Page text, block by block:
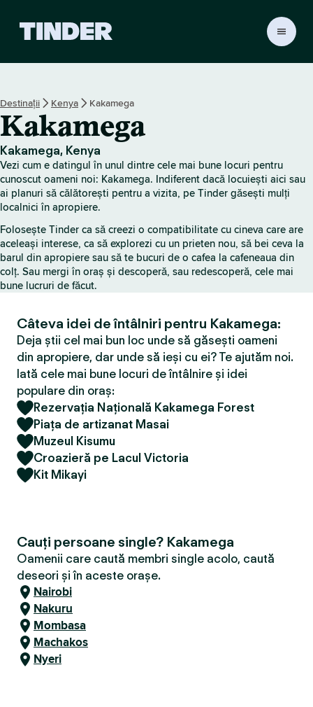
T
n
e
r
Destinații Kenya Kakamega
Kakamega
Kakamega, Kenya
Vezi cum e datingul în unul dintre cele mai bune locuri pentru
cunoscut oameni noi: Kakamega. Indiferent dacă locuiești aici sau
ai planuri să călătorești pentru a vizita, pe Tinder găsești mulți
localnici în apropiere.
Folosește Tinder ca să creezi o compatibilitate cu cineva care are
aceleași interese, ca să explorezi cu un prieten nou, să bei ceva la
barul din apropiere sau să te bucuri de o cafea la cafeneaua din
colț. Sau mergi în oraș și descoperă, sau redescoperă, cele mai
bune lucruri de făcut.
Câteva idei de întâlniri pentru Kakamega:
Deja știi cel mai bun loc unde să găsești oameni
din apropiere, dar unde să ieși cu ei? Te ajutăm noi.
Iată cele mai bune locuri de întâlnire și idei
populare din oraș:
Rezervația Națională Kakamega Forest
Piața de artizanat Masai
Muzeul Kisumu
Croazieră pe Lacul Victoria
Kit Mikayi
Cauți persoane single? Kakamega
Oamenii care caută membri single acolo, caută
deseori și în aceste orașe.
Nairobi
Nakuru
Mombasa
Machakos
Nyeri